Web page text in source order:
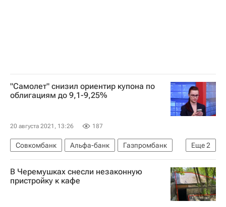
"Самолет" снизил ориентир купона по
облигациям до 9,1-9,25%
20 августа 2021, 13:26 187
Еще2
Совкомбанк Альфа-банк
Газпромбанк
Девелоперы
Облигации
В Черемушках снесли незаконную
пристройку к кафе